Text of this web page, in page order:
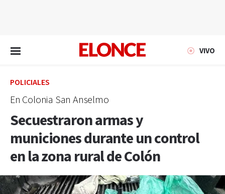
VIVO
POLICIALES
En Colonia San Anselmo
Secuestraron armas y
municiones durante un control
en la zona rural de Colón